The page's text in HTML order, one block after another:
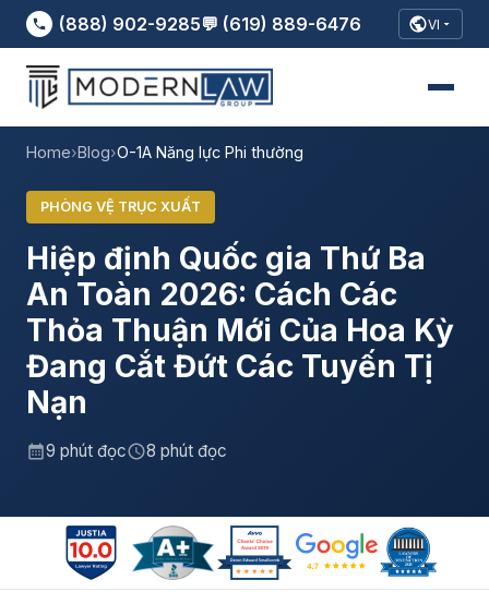
(888) 902-9285💬 (619) 889-6476 VI
Home›Blog›O-1A Năng lực Phi thường
PHÒNG VỆ TRỤC XUẤT
Hiệp định Quốc gia Thứ Ba
An Toàn 2026: Cách Các
Thỏa Thuận Mới Của Hoa Kỳ
Đang Cắt Đứt Các Tuyến Tị
Nạn
9 phút đọc 8 phút đọc